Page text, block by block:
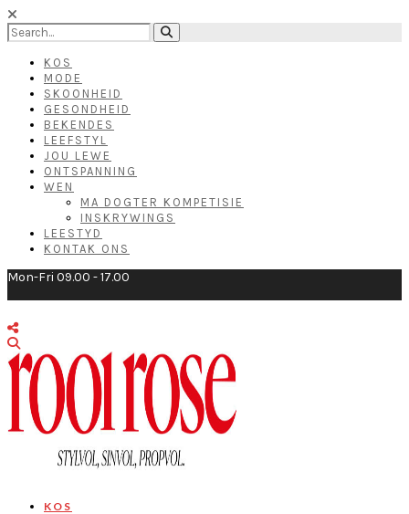
KOS
MODE
SKOONHEID
GESONDHEID
BEKENDES
LEEFSTYL
JOU LEWE
ONTSPANNING
WEN
MA DOGTER KOMPETISIE
INSKRYWINGS
LEESTYD
KONTAK ONS
Mon-Fri 09.00 - 17.00
KOS